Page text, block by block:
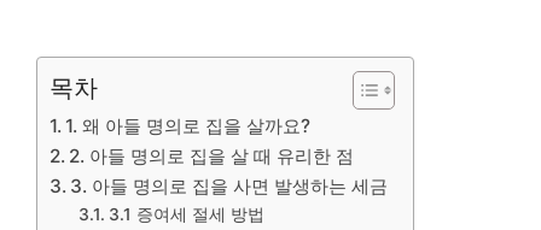
목차
1. 왜 아들 명의로 집을 살까요?
2. 아들 명의로 집을 살 때 유리한 점
3. 아들 명의로 집을 사면 발생하는 세금
3.1 증여세 절세 방법